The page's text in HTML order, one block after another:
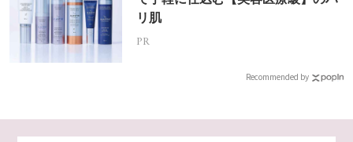
リ肌
PR
Recommended by